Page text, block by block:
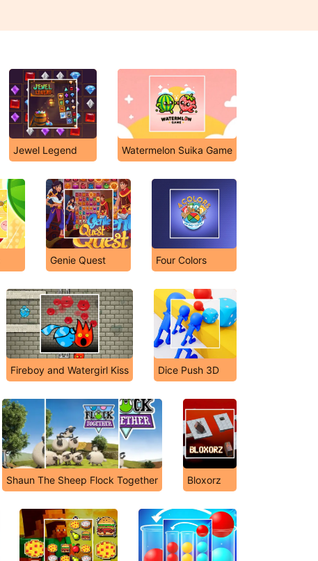
Jewel Legend Watermelon Suika Game
Genie Quest Four Colors
Fireboy and Watergirl Kiss Dice Push 3D
Shaun The Sheep Flock Together Bloxorz